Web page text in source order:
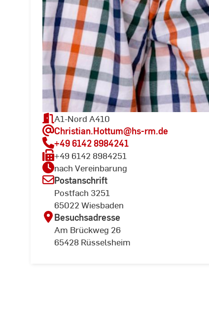
A1-Nord A410
Christian.Hottum@hs-rm.de
+49 6142 8984241
+49 6142 8984251
nach Vereinbarung
Postanschrift
Postfach 3251
65022 Wiesbaden
Besuchsadresse
Am Brückweg 26
65428 Rüsselsheim